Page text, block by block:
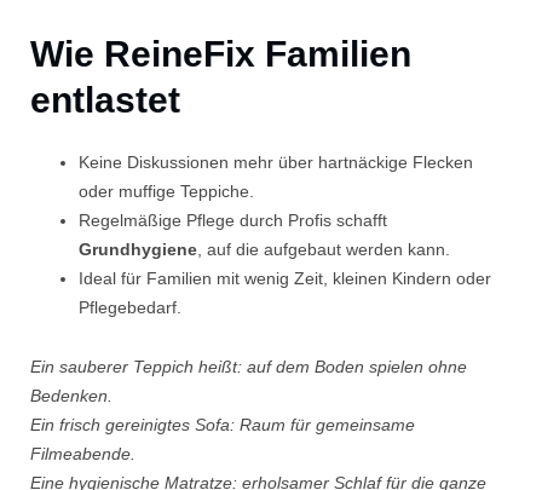
Wie ReineFix Familien
entlastet
Keine Diskussionen mehr über hartnäckige Flecken
oder muffige Teppiche.
Regelmäßige Pflege durch Profis schafft
Grundhygiene , auf die aufgebaut werden kann.
Ideal für Familien mit wenig Zeit, kleinen Kindern oder
Pflegebedarf.
Ein sauberer Teppich heißt: auf dem Boden spielen ohne
Bedenken.
Ein frisch gereinigtes Sofa: Raum für gemeinsame
Filmeabende.
Eine hygienische Matratze: erholsamer Schlaf für die ganze